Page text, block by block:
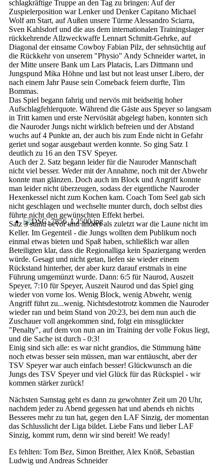
schlagkräftige Truppe an den Tag zu bringen: Auf der
Zuspielerposition war Lenker und Denker Capitano Michael
Wolf am Start, auf Außen unsere Türme Alessandro Sciarra,
Sven Kahlsdorf und die aus dem internationalen Trainingslager
rückkehrende Allzweckwaffe Lennart Schmitt-Gehrke, auf
Diagonal der einsame Cowboy Fabian Pilz, der sehnsüchtig auf
die Rückkehr von unserem "Physio" Andy Schneider wartet, in
der Mitte unsere Bank um Lars Platacis, Lars Dittmann und
Jungspund Mika Höhne und last but not least unser Libero, der
nach einem Jahr Pause sein Comeback feiern durfte, Tim
Bommas.
Das Spiel begann fahrig und nervös mit beidseitig hoher
Aufschlagfehlerquote. Während die Gäste aus Speyer so langsam
in Tritt kamen und erste Nervösität abgelegt haben, konnten sich
die Nauroder Jungs nicht wirklich befreien und der Abstand
wuchs auf 4 Punkte an, der auch bis zum Ende nicht in Gefahr
geriet und sogar ausgebaut werden konnte. So ging Satz 1
deutlich zu 16 an den TSV Speyer.
Auch der 2. Satz begann leider für die Nauroder Mannschaft
nicht viel besser. Weder mit der Annahme, noch mit der Abwehr
konnte man glänzen. Doch auch im Block und Angriff konnte
man leider nicht überzeugen, sodass der eigentliche Nauroder
Hexenkessel nicht zum Kochen kam. Coach Tom Seel gab sich
nicht geschlagen und wechselte munter durch, doch selbst dies
führte nicht den gewünschten Effekt herbei.
Satz 3 stand bevor und anders als zuletzt war die Laune nicht im
Keller. Im Gegenteil - die Jungs wollten dem Publikum noch
einmal etwas bieten und Spaß haben, schließlich war allen
Beteiligten klar, dass die Regionalliga kein Spaziergang werden
würde. Gesagt und nicht getan, liefen sie wieder einem
Rückstand hinterher, der aber kurz darauf erstmals in eine
Führung umgemünzt wurde. Dann: 6:5 für Naurod, Auszeit
Speyer, 7:10 für Speyer, Auszeit Naurod und das Spiel ging
wieder von vorne los. Wenig Block, wenig Abwehr, wenig
Angriff führt zu...wenig. Nichtsdestotrotz kommen die Nauroder
wieder ran und beim Stand von 20:23, bei dem nun auch die
Zuschauer voll angekommen sind, folgt ein missglückter
"Penalty", auf dem von nun an im Training der volle Fokus liegt,
und die Sache ist durch - 0:3!
Einig sind sich alle: es war nicht grandios, die Stimmung hätte
noch etwas besser sein müssen, man war enttäuscht, aber der
TSV Speyer war auch einfach besser! Glückwunsch an die
Jungs des TSV Speyer und viel Glück für das Rückspiel - wir
kommen stärker zurück!
Nächsten Samstag geht es dann zu gewohnter Zeit um 20 Uhr,
nachdem jeder zu Abend gegessen hat und abends eh nichts
Besseres mehr zu tun hat, gegen den LAF Sinzig, der momentan
das Schlusslicht der Liga bildet. Liebe Fans und lieber LAF
Sinzig, kommt rum, denn wir sind bereit! We ready!
Es fehlten: Tom Bez, Simon Breither, Alex Knöß, Sebastian
Ludwig und Andreas Schneider